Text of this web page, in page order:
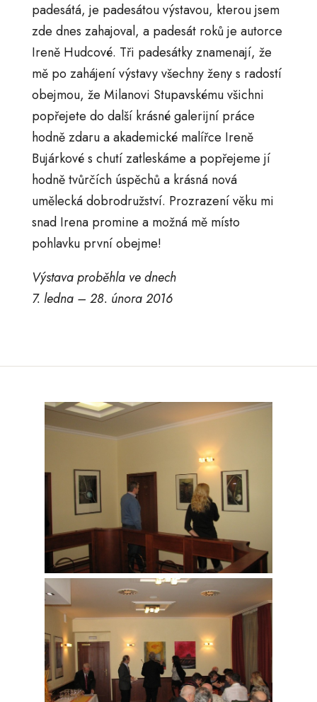
padesátá, je padesátou výstavou, kterou jsem
zde dnes zahajoval, a padesát roků je autorce
Ireně Hudcové. Tři padesátky znamenají, že
mě po zahájení výstavy všechny ženy s radostí
obejmou, že Milanovi Stupavskému všichni
popřejete do další krásné galerijní práce
hodně zdaru a akademické malířce Ireně
Bujárkové s chutí zatleskáme a popřejeme jí
hodně tvůrčích úspěchů a krásná nová
umělecká dobrodružství. Prozrazení věku mi
snad Irena promine a možná mě místo
pohlavku první obejme!
Výstava proběhla ve dnech
7. ledna – 28. února 2016